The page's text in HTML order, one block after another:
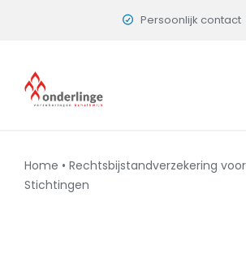
Persoonlijk contact
Home • Rechtsbijstandverzekering
Stichtingen